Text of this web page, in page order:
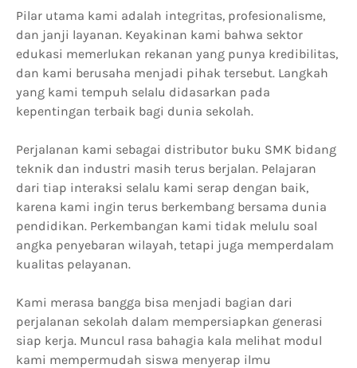
Pilar utama kami adalah integritas, profesionalisme,
dan janji layanan. Keyakinan kami bahwa sektor
edukasi memerlukan rekanan yang punya kredibilitas,
dan kami berusaha menjadi pihak tersebut. Langkah
yang kami tempuh selalu didasarkan pada
kepentingan terbaik bagi dunia sekolah.
Perjalanan kami sebagai distributor buku SMK bidang
teknik dan industri masih terus berjalan. Pelajaran
dari tiap interaksi selalu kami serap dengan baik,
karena kami ingin terus berkembang bersama dunia
pendidikan. Perkembangan kami tidak melulu soal
angka penyebaran wilayah, tetapi juga memperdalam
kualitas pelayanan.
Kami merasa bangga bisa menjadi bagian dari
perjalanan sekolah dalam mempersiapkan generasi
siap kerja. Muncul rasa bahagia kala melihat modul
kami mempermudah siswa menyerap ilmu